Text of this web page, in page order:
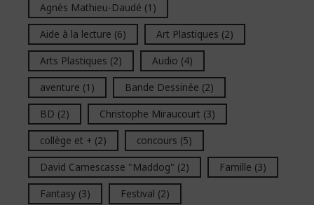
Agnès Mathieu-Daudé (1)
Aide à la lecture (6) Art Plastiques (2)
Arts Plastiques (2) Audio (4)
aventure (1) Bande Dessinée (2)
BD (2) Christophe Miraucourt (3)
collège et + (2) concours (5)
David Camescasse "Maddog" (2) Famille (3)
Fantasy (3) Festival (2)